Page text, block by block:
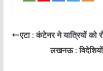
एटा : कंटेनर ने यात्रियों को
लखनऊ :